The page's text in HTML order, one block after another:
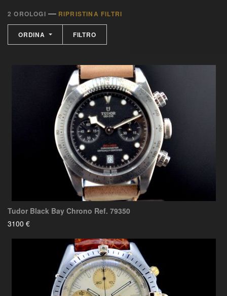
2 OROLOGI — RIPRISTINA FILTRI
ORDINA FILTRO
Tudor Black Bay Chrono Ref. 79350
3100 €